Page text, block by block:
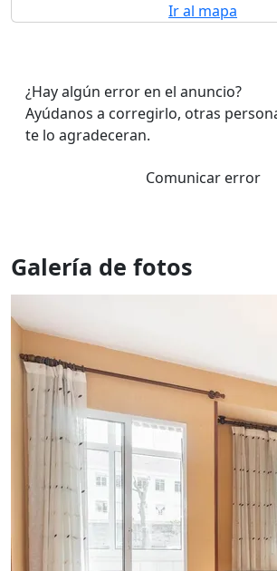
Ir al mapa
¿Hay algún error en el anuncio?
Ayúdanos a corregirlo, otras
te lo agradeceran.
Comunicar error
Galería de fotos